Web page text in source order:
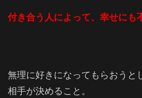
付き合う人によって、幸せにも
無理に好きになってもらおうと
相手が決めること。